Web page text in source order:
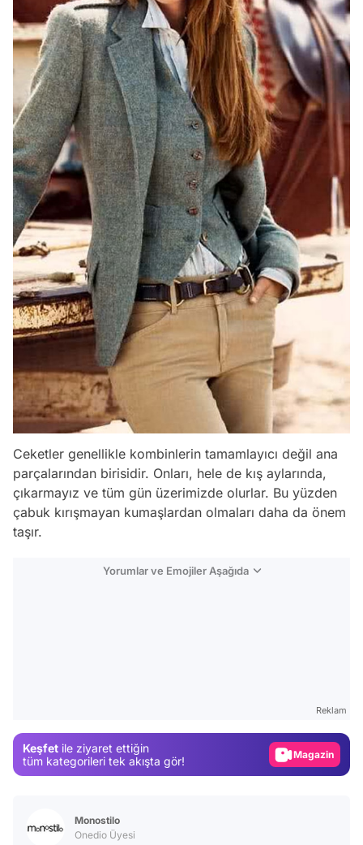
Ceketler genellikle kombinlerin tamamlayıcı değil ana
parçalarından birisidir. Onları, hele de kış aylarında,
çıkarmayız ve tüm gün üzerimizde olurlar. Bu yüzden
çabuk kırışmayan kumaşlardan olmaları daha da önem
taşır.
Yorumlar ve Emojiler Aşağıda
Reklam
Keşfet ile ziyaret ettiğin
tüm kategorileri tek akışta gör!
Video
Monostilo
Onedio Üyesi